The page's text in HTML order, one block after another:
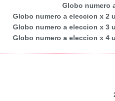
Globo numero
Globo numero a eleccion x 2
Globo numero a eleccion x 3
Globo numero a eleccion x 4